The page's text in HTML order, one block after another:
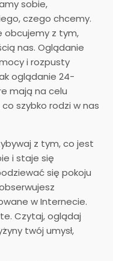
sobie,
czego chcemy.
obcujemy z tym,
nas. Oglądanie
i rozpusty
oglądanie 24-
mają na celu
szybko rodzi w nas
z tym, co jest
i staje się
się pokoju
w Internecie.
Czytaj, oglądaj
twój umysł,